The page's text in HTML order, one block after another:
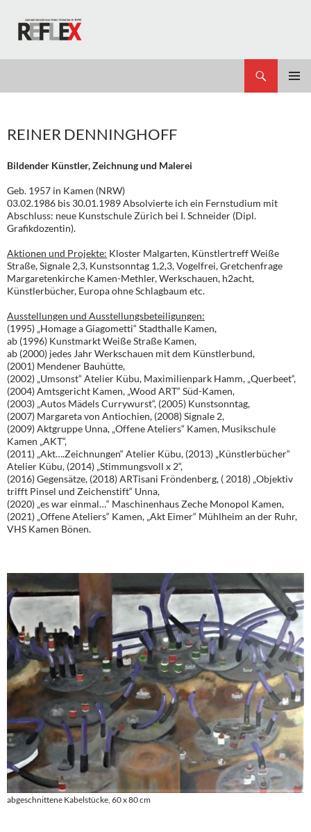
Inhalt
springen
REINER DENNINGHOFF
Bildender Künstler, Zeichnung und Malerei
Geb. 1957 in Kamen (NRW)
03.02.1986 bis 30.01.1989 Absolvierte ich ein Fernstudium mit
Abschluss: neue Kunstschule Zürich bei I. Schneider (Dipl.
Grafikdozentin).
Aktionen und Projekte: Kloster Malgarten, Künstlertreff Weiße
Straße, Signale 2,3, Kunstsonntag 1,2,3, Vogelfrei, Gretchenfrage
Margaretenkirche Kamen-Methler, Werkschauen, h2acht,
Künstlerbücher, Europa ohne Schlagbaum etc.
Ausstellungen und Ausstellungsbeteiligungen:
(1995) „Homage a Giagometti“ Stadthalle Kamen,
ab (1996) Kunstmarkt Weiße Straße Kamen,
ab (2000) jedes Jahr Werkschauen mit dem Künstlerbund,
(2001) Mendener Bauhütte,
(2002) „Umsonst“ Atelier Kübu, Maximilienpark Hamm, „Querbeet“,
(2004) Amtsgericht Kamen, „Wood ART“ Süd-Kamen,
(2003) „Autos Mädels Currywurst“, (2005) Kunstsonntag,
(2007) Margareta von Antiochien, (2008) Signale 2,
(2009) Aktgruppe Unna, „Offene Ateliers“ Kamen, Musikschule
Kamen „AKT“,
(2011) „Akt….Zeichnungen“ Atelier Kübu, (2013) „Künstlerbücher“
Atelier Kübu, (2014) „Stimmungsvoll x 2“,
(2016) Gegensätze, (2018) ARTisani Fröndenberg, ( 2018) „Objektiv
trifft Pinsel und Zeichenstift“ Unna,
(2020) „es war einmal…“ Maschinenhaus Zeche Monopol Kamen,
(2021) „Offene Ateliers“ Kamen, „Akt Eimer“ Mühlheim an der Ruhr,
VHS Kamen Bönen.
abgeschnittene Kabelstücke, 60 x 80 cm